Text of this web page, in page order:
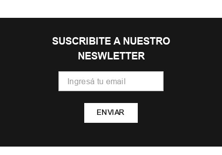
SUSCRIBITE A NUESTRO
NESWLETTER
ENVIAR